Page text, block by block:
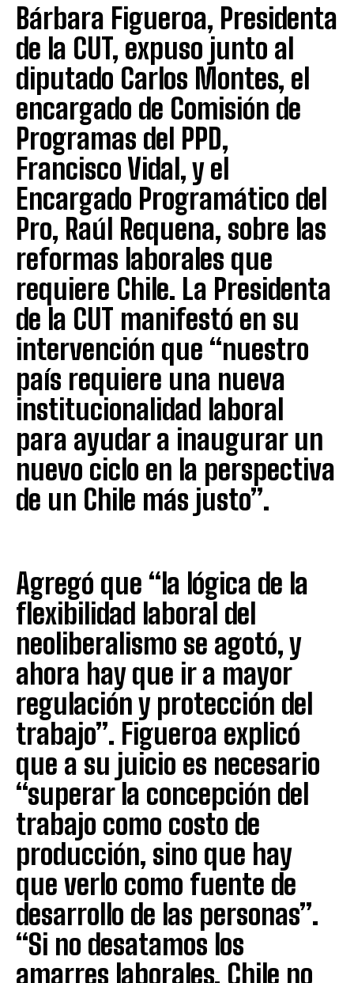
Bárbara Figueroa, Presidenta
de la CUT, expuso junto al
diputado Carlos Montes, el
encargado de Comisión de
Programas del PPD,
Francisco Vidal, y el
Encargado Programático del
Pro, Raúl Requena, sobre las
reformas laborales que
requiere Chile. La Presidenta
de la CUT manifestó en su
intervención que “nuestro
país requiere una nueva
institucionalidad laboral
para ayudar a inaugurar un
nuevo ciclo en la perspectiva
de un Chile más justo”.
Agregó que “la lógica de la
flexibilidad laboral del
neoliberalismo se agotó, y
ahora hay que ir a mayor
regulación y protección del
trabajo”. Figueroa explicó
que a su juicio es necesario
“superar la concepción del
trabajo como costo de
producción, sino que hay
que verlo como fuente de
desarrollo de las personas”.
“Si no desatamos los
amarres laborales, Chile no